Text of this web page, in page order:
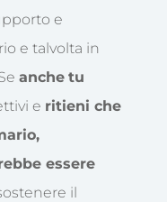
e
e talvolta in
anche tu
e ritieni che
essere
il